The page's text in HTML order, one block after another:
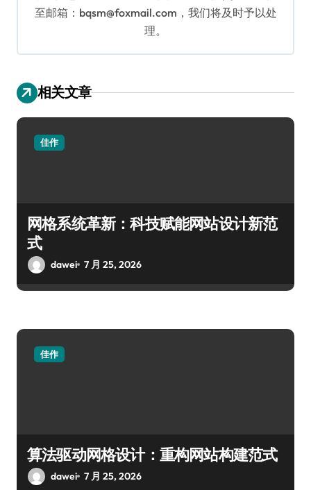
至邮箱：bqsm@foxmail.com，我们将及时予以处
理。
相关文章
佳作
网格系统革新：科技赋能网站设计新范
式
dawei 7 月 25, 2026
佳作
算法驱动网格设计：重构网站构建范式
dawei 7 月 25, 2026